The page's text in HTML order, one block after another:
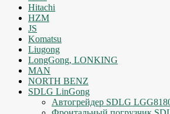
Hitachi
HZM
JS
Komatsu
Liugong
LongGong, LONKING
MAN
NORTH BENZ
SDLG LinGong
Автогрейдер SDLG